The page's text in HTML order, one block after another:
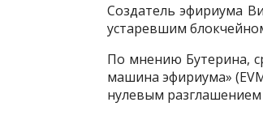
Создатель эфириума
устаревшим
По мнению Бутерина,
машина эфириума»
нулевым разглашением